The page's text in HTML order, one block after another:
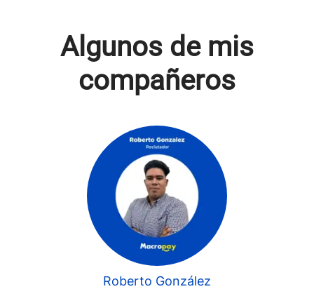
Algunos de mis
compañeros
Roberto González